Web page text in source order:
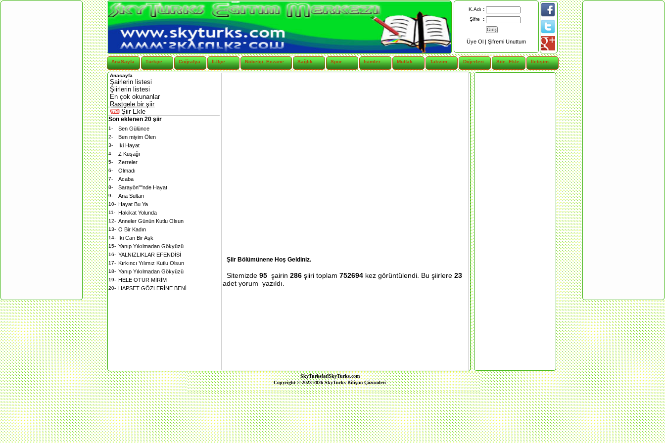
K.Adı :
Şifre
:
Üye Ol | Şifremi Unuttum
AnaSayfa Türkçe Coğrafya İl-İlçe Nöbetçi Eczane Sağlık Spor İsimler Mutfak Takvim Diğerleri Site Ekle İletişim
Anasayfa
Şairlerin listesi
Şiirlerin listesi
En çok okunanlar
Rastgele bir şiir
Şiir Ekle
Son eklenen 20 şiir
1- Sen Gülünce
2- Ben miyim Ölen
3- İki Hayat
4- Z Kuşağı
5- Zerreler
6- Olmadı
7- Acaba
8- Sarayön''''nde Hayat
9- Ana Sultan
10- Hayat Bu Ya
11- Hakikat Yolunda
12- Anneler Günün Kutlu Olsun
13- O Bir Kadın
14- İki Can Bir Aşk
15- Yanıp Yıkılmadan Gökyüzü
16- YALNIZLIKLAR EFENDİSİ
17- Kırkıncı Yılımız Kutlu Olsun
18- Yanıp Yıkılmadan Gökyüzü
19- HELE OTUR MİRİM
20- HAPSET GÖZLERİNE BENİ
Şiir Bölümünene Hoş Geldiniz.
Sitemizde 95 şairin 286 şiiri toplam 752694 kez görüntülendi. Bu şiirlere 23
adet yorum yazıldı.
SkyTurks[at]SkyTurks.com
Copyright © 2023-2026 SkyTurks Bilişim Çözümleri